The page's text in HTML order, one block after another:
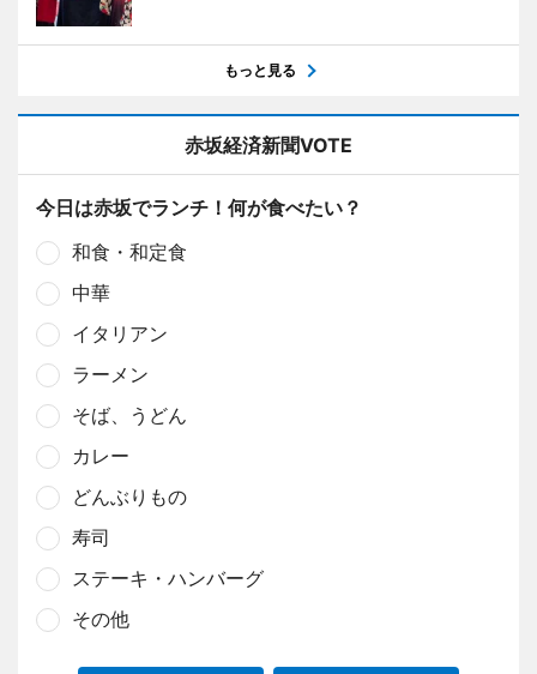
もっと見る
赤坂経済新聞VOTE
今日は赤坂でランチ！何が食べたい？
和食・和定食
中華
イタリアン
ラーメン
そば、うどん
カレー
どんぶりもの
寿司
ステーキ・ハンバーグ
その他